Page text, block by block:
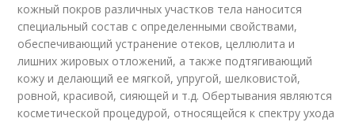
кожный покров различных участков тела наносится
специальный состав с определенными свойствами,
обеспечивающий устранение отеков, целлюлита и
лишних жировых отложений, а также подтягивающий
кожу и делающий ее мягкой, упругой, шелковистой,
ровной, красивой, сияющей и т.д. Обертывания являются
косметической процедурой, относящейся к спектру ухода